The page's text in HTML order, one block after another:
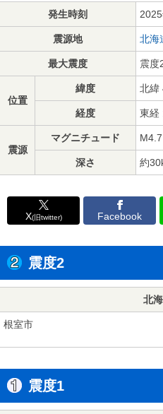
発生時刻
震源地 北海
最大震度 震度
位置
緯度 北緯
経度 東経
震源
マグニチュード M4.7
深さ 約
X(旧twitter) Facebook
震度2
北
根室市
震度1